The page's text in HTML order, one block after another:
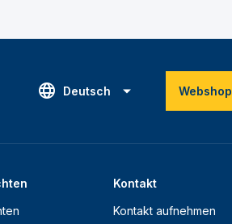
Deutsch Webshop
Kontakt
Kontakt aufnehmen